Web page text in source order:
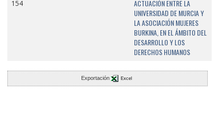
154
ACTUACIÓN ENTRE LA
UNIVERSIDAD DE MURCIA Y
LA ASOCIACIÓN MUJERES
BURKINA, EN EL ÁMBITO DEL
DESARROLLO Y LOS
DERECHOS HUMANOS
Exportación Excel